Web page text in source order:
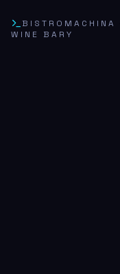
BISTROMACHINA
WINE BARY